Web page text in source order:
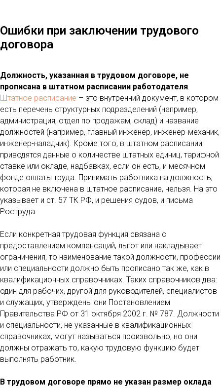
Ошибки при заключении трудового
договора
Должность, указанная в трудовом договоре, не
прописана в штатном расписании работодателя.
Штатное расписание – это внутренний документ, в котором
есть перечень структурных подразделений (например,
администрация, отдел по продажам, склад) и название
должностей (например, главный инженер, инженер-механик,
инженер-наладчик). Кроме того, в штатном расписании
приводятся данные о количестве штатных единиц, тарифной
ставке или окладе, надбавках, если он есть, и месячном
фонде оплаты труда. Принимать работника на должность,
которая не включена в штатное расписание, нельзя. На это
указывает и ст. 57 ТК РФ, и решения судов, и письма
Роструда.
Если конкретная трудовая функция связана с
предоставлением компенсаций, льгот или накладывает
ограничения, то наименование такой должности, профессии
или специальности должно быть прописано так же, как в
квалификационных справочниках. Таких справочников два:
один для рабочих, другой для руководителей, специалистов
и служащих, утверждены они Постановлением
Правительства РФ от 31 октября 2002 г. № 787. Должности
и специальности, не указанные в квалификационных
справочниках, могут называться произвольно, но они
должны отражать то, какую трудовую функцию будет
выполнять работник.
В трудовом договоре прямо не указан размер оклада